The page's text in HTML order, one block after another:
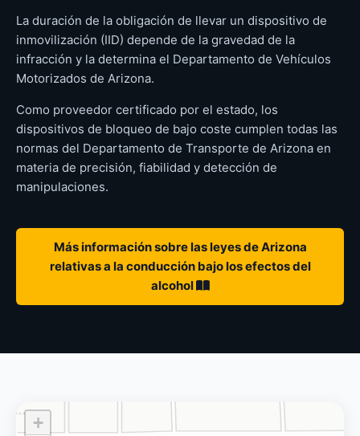
La duración de la obligación de llevar un dispositivo de
inmovilización (IID) depende de la gravedad de la
infracción y la determina el Departamento de Vehículos
Motorizados de Arizona.
Como proveedor certificado por el estado, los
dispositivos de bloqueo de bajo coste cumplen todas las
normas del Departamento de Transporte de Arizona en
materia de precisión, fiabilidad y detección de
manipulaciones.
Más información sobre las leyes de Arizona
relativas a la conducción bajo los efectos del
alcohol
+